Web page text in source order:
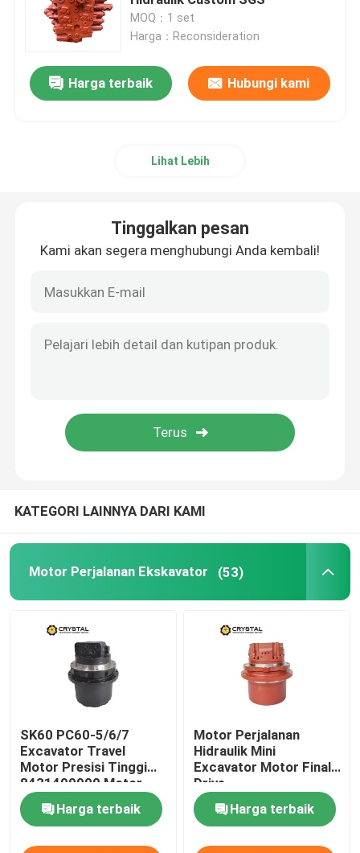
Pompa hidrolik ekskavator
motor ayun ekskavator
Perlengkapan Pengurang Perjalanan
Motor Hidrolik Sikloid
Motor Hidrolik Skid Steer
Lampiran Ekskavator
Motor Perjalanan Backhoe Loader
MOQ：1 set
Harga：Reconsideration
Harga terbaik Hubungi kami
Lihat Lebih
Tinggalkan pesan
Kami akan segera menghubungi Anda kembali!
KATEGORI LAINNYA DARI KAMI
Motor Perjalanan Ekskavator (53)
SK60 PC60-5/6/7
Excavator Travel
Motor Presisi Tinggi
8431499900 Motor
Berjalan
Harga terbaik
Motor Perjalanan
Hidraulik Mini
Excavator Motor Final
Drive
Harga terbaik